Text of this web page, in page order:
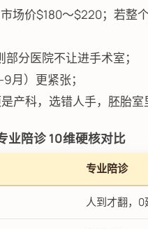
场价$180～$220；若整
分医院不让进手术室；
月）更紧张；
产科，选错人手，胚胎室
业陪诊 10维硬核对比
专业陪诊
人到才翻，0